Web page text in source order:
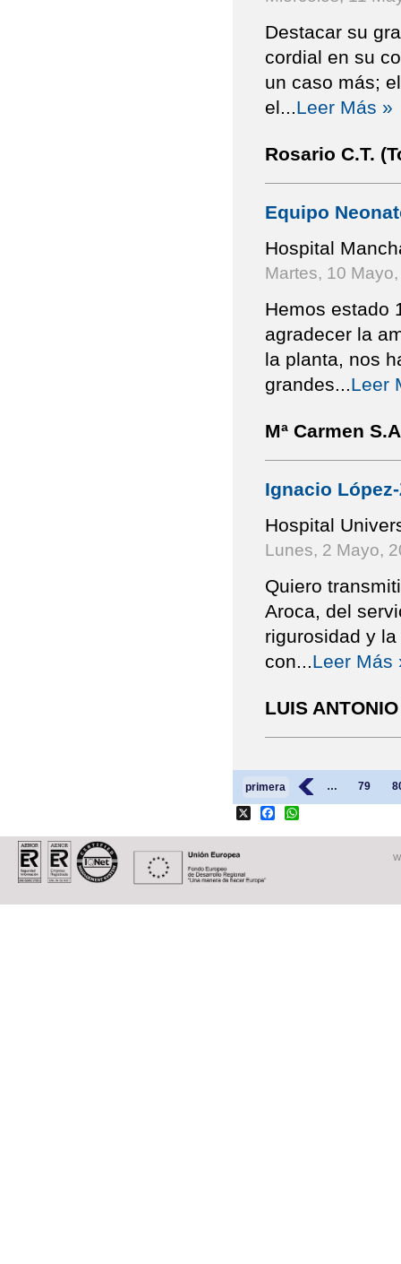
Destacar su
cordial en su
un caso más;
el
Leer Más »
Rosario C.T.
Equipo
Hospital
Martes, 10
Hemos estado
agradecer la
la planta, nos
grandes
Leer
Mª Carmen
Ignacio
Hospital
Lunes, 2 Mayo,
Quiero
Aroca, del
rigurosidad y
con
Leer Más
LUIS
primera ‹ … 79
Facebook